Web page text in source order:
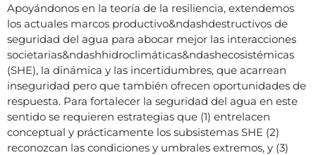
Apoyándonos en la teoría de la resiliencia, extendemos
los actuales marcos productivo&ndashdestructivos de
seguridad del agua para abocar mejor las interacciones
societarias&ndashhidroclimáticas&ndashecosistémicas
(SHE), la dinámica y las incertidumbres, que acarrean
inseguridad pero que también ofrecen oportunidades de
respuesta. Para fortalecer la seguridad del agua en este
sentido se requieren estrategias que (1) entrelacen
conceptual y prácticamente los subsistemas SHE (2)
reconozcan las condiciones y umbrales extremos, y (3)